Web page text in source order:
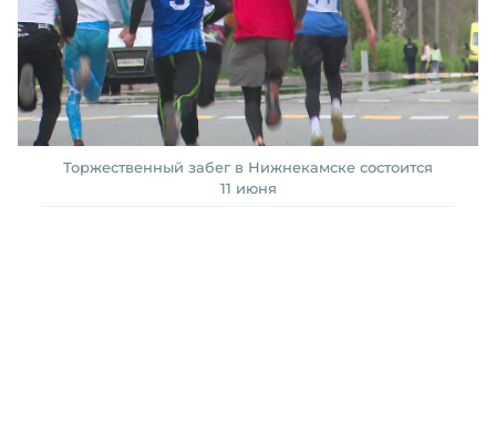
Торжественный забег в Нижнекамске состоится
11 июня